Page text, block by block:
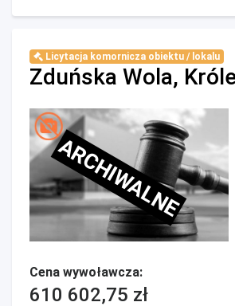
Licytacja komornicza obiektu / lokalu
Zduńska Wola,
ARCHIWALNE
Cena wywoławcza:
610 602,75 zł